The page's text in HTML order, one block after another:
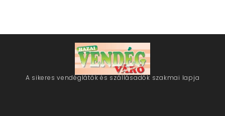
A sikeres vendéglátók és szállásadók szakmai lapja